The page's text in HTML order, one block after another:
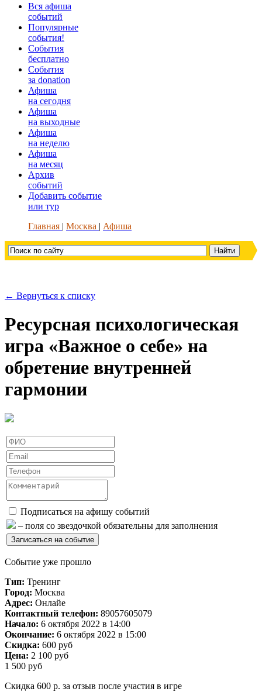
Вся афиша
событий
Популярные
события!
События
бесплатно
События
за donation
Афиша
на сегодня
Афиша
на выходные
Афиша
на неделю
Афиша
на месяц
Архив
событий
Добавить событие
или тур
Главная
Москва Афиша
← Вернуться к списку
Ресурсная психологическая
игра «Важное о себе» на
обретение внутренней
гармонии
Подписаться на афишу событий
– поля со звездочкой обязательны для заполнения
Событие уже прошло
Тип: Тренинг
Город: Москва
Адрес: Онлайе
Контактный телефон: 89057605079
Начало: 6 октября 2022 в 14:00
Окончание: 6 октября 2022 в 15:00
Скидка: 600 руб
Цена: 2 100 руб
1 500 руб
Скидка 600 р. за отзыв после участия в игре